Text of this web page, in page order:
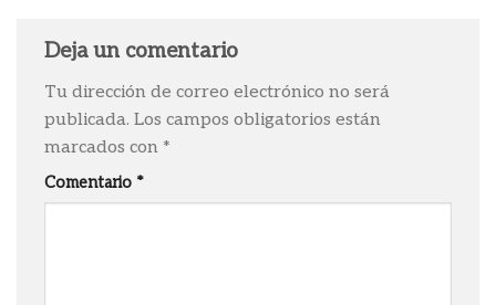
Deja un comentario
Tu dirección de correo electrónico no será
publicada. Los campos obligatorios están
marcados con *
Comentario *